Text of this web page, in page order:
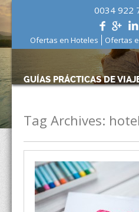
0034 922
Ofertas en Hoteles Ofertas
GUÍAS PRÁCTICAS DE
Tag Archives: